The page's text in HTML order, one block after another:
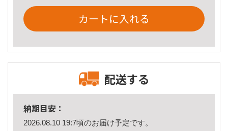
カートに入れる
配送する
納期目安：
2026.08.10 19:7頃のお届け予定です。